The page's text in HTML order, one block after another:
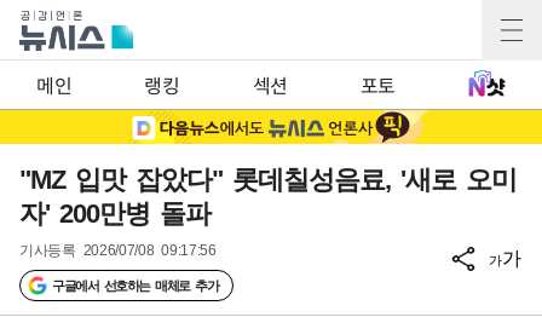
메인 랭킹 섹션 포토
"MZ 입맛 잡았다" 롯데칠성음료, '새로 오미
자' 200만병 돌파
기사등록 2026/07/08 09:17:56
구글에서 선호하는 매체로 추가
가가